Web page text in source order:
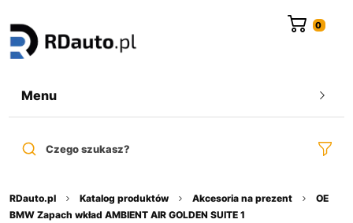
Menu
Czego szukasz?
RDauto.pl Katalog produktów Akcesoria na prezent
OE
BMW Zapach wkład AMBIENT AIR GOLDEN SUITE 1